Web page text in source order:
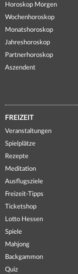
Horoskop Morgen
Wochenhoroskop
Monatshoroskop
Jahreshoroskop
Partnerhoroskop
Aszendent
FREIZEIT
Veranstaltungen
Spielplätze
Rezepte
Meditation
Ausflugsziele
Freizeit-Tipps
Ticketshop
Lotto Hessen
Spiele
Mahjong
Backgammon
Quiz